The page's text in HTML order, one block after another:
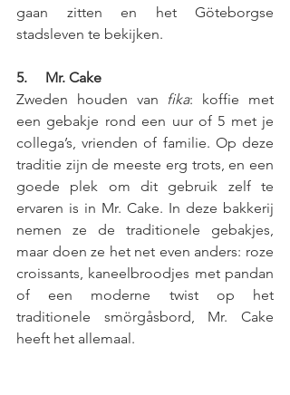
gaan zitten en het Göteborgse
stadsleven te bekijken.
5.     Mr. Cake
Zweden houden van fika: koffie met
een gebakje rond een uur of 5 met je
collega’s, vrienden of familie. Op deze
traditie zijn de meeste erg trots, en een
goede plek om dit gebruik zelf te
ervaren is in Mr. Cake. In deze bakkerij
nemen ze de traditionele gebakjes,
maar doen ze het net even anders: roze
croissants, kaneelbroodjes met pandan
of een moderne twist op het
traditionele smörgåsbord, Mr. Cake
heeft het allemaal.